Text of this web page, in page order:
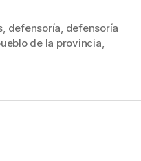
en
la
defensoría defensoría
de la provincia